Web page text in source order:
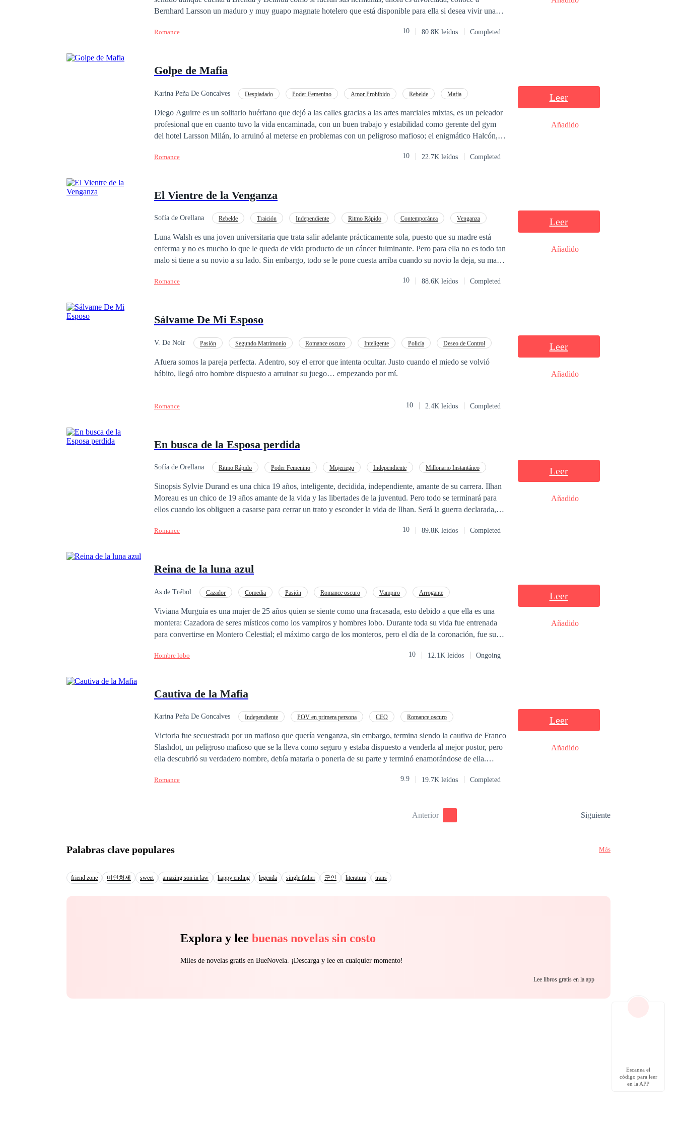
Bernhard Larsson un maduro y muy guapo magnate hotelero que está disponible para ella si desea vivir una
apuesto arquitecto y ella no podrá resistirse a entregarse a la aventura. ¿Qué hará Elena al estar entre estos
Romance 10 80.8K leídos Completed
Golpe de Mafia
Karina Peña De Goncalves Despiadado Poder Femenino Amor Prohibido Rebelde
Mafia
Diego Aguirre es un solitario huérfano que dejó a las calles gracias a las artes marciales mixtas, es un peleador
profesional que en cuanto tuvo la vida encaminada, con un buen trabajo y estabilidad como gerente del gym
del hotel Larsson Milán, lo arruinó al meterse en problemas con un peligroso mafioso; el enigmático Halcón,
millonaria, hermosa y valiente que ha sido desde siempre una tentación para él, sus caminos no tendrían que
no todo lo que brilla es oro, no podemos juzgar a las personas sin conocerlas, lecciones de vida que
intensa historia
Romance 10 22.7K leídos Completed
Leer
Añadido
El Vientre de la Venganza
Sofía de Orellana Rebelde Traición Independiente Ritmo Rápido Contemporánea
Venganza
Luna Walsh es una joven universitaria que trata salir adelante prácticamente sola, puesto que su madre está
enferma y no es mucho lo que le queda de vida producto de un cáncer fulminante. Pero para ella no es todo tan
malo si tiene a su novio a su lado. Sin embargo, todo se le pone cuesta arriba cuando su novio la deja, su madre
quien recurrir, se topa con el anuncio en un diario electrónico que le llama la atención y decide que para no
porque las relaciones no son lo suyo. Arisco, frío, calculador y hasta cruel, se encontrará con Luna, quien es
a su heredero… hasta que una verdad sale a la luz y ahora querrá poseerla por razones muy diferentes.
Romance 10 88.6K leídos Completed
Leer
Añadido
Sálvame De Mi Esposo
V. De Noir Pasión Segundo Matrimonio Romance oscuro Inteligente Policía
Deseo de Control
Afuera somos la pareja perfecta. Adentro, soy el error que intenta ocultar. Justo cuando el miedo se volvió
hábito, llegó otro hombre dispuesto a arruinar su juego… empezando por mí.
Romance 10 2.4K leídos Completed
Leer
Añadido
En busca de la Esposa perdida
Sofía de Orellana Ritmo Rápido Poder Femenino Mujeriego Independiente
Millonario Instantáneo
Sinopsis Sylvie Durand es una chica 19 años, inteligente, decidida, independiente, amante de su carrera. Ilhan
Moreau es un chico de 19 años amante de la vida y las libertades de la juventud. Pero todo se terminará para
ellos cuando los obliguen a casarse para cerrar un trato y esconder la vida de Ilhan. Será la guerra declarada,
¿Podrán volver a unirse luego de terminar con su matrimonio?
Romance 10 89.8K leídos Completed
Leer
Añadido
Reina de la luna azul
As de Trébol Cazador Comedia Pasión Romance oscuro Vampiro Arrogante
Viviana Murguía es una mujer de 25 años quien se siente como una fracasada, esto debido a que ella es una
montera: Cazadora de seres místicos como los vampiros y hombres lobo. Durante toda su vida fue entrenada
para convertirse en Montero Celestial; el máximo cargo de los monteros, pero el día de la coronación, fue su
Lucas, el hombre del que siempre estuvo enamorada, Viviana decide escapar del clan de los monteros para
enfrenta a la misteriosa muerte de su padre, debe descubrir qué ser sobrenatural lo asesinó y cobrar venganza
tan malos como ella pensaba.
Hombre lobo 10 12.1K leídos Ongoing
Leer
Añadido
Cautiva de la Mafia
Karina Peña De Goncalves Independiente POV en primera persona CEO
Romance oscuro
Victoria fue secuestrada por un mafioso que quería venganza, sin embargo, termina siendo la cautiva de Franco
Slashdot, un peligroso mafioso que se la lleva como seguro y estaba dispuesto a venderla al mejor postor, pero
ella descubrió su verdadero nombre, debía matarla o ponerla de su parte y terminó enamorándose de ella.
muchacho obligado a entrar en la organización de Halcón, ahora no le temblará el pulso para hacer lo necesario
resentimiento y la venganza afectada de amor? Acompáñame en esta compleja historia llena de pasiones
Romance 9.9 19.7K leídos Completed
Leer
Añadido
Anterior Siguiente
Palabras clave populares Más
friend zone 미인처제 sweet amazing son in law happy ending legenda single father 군인 literatura trans
Explora y lee buenas novelas sin costo
Miles de novelas gratis en BueNovela. ¡Descarga y lee en cualquier momento!
Lee libros gratis en la app
Escanea el
código para leer
en la APP